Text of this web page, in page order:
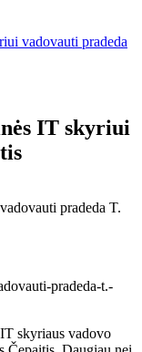
vadovauti pradeda
IT skyriui
skyriaus vadovo